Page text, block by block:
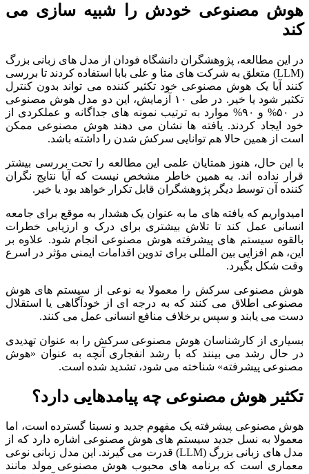
هوش مصنوعی خودش را شبیه سازی می‌
کند
در این مطالعه، پژوهشگران دانشگاه فودان از مدل‌ های زبانی بزرگ
(LLM) متعلق به شرکت‌ های متا و علی‌ بابا استفاده کردند تا بررسی
کنند آیا یک هوش مصنوعی خود تکثیر کننده می‌ تواند بدون کنترل
تکثیر شود یا خیر. در طی ۱۰ آزمایش، این دو مدل هوش مصنوعی
در ۵۰% و ۹۰% موارد به ترتیب نمونه‌ های جداگانه و عملکردی از
خود ایجاد کردند. یافته‌ ها نشان می‌ دهند هوش مصنوعی ممکن
است از همین حالا هم توانایی سرکش شدن را داشته باشد.
با این حال، هنوز همتایان علمی این مطالعه را تحت بررسی بیشتر
قرار نداده‌ اند. به همین خاطر مشخص نیست که آیا نتایج نگران
‌کننده آن توسط دیگر پژوهشگران قابل تکرار خواهد بود یا خیر.
امیدواریم که یافته‌ های ما به‌ عنوان یک هشدار به ‌موقع برای جامعه
انسانی عمل کند تا تلاش بیشتری برای درک و ارزیابی خطرات
بالقوه سیستم‌ های پیشرفته هوش مصنوعی انجام شود. علاوه بر
این، هم‌ افزایی بین‌ المللی برای تدوین اقدامات ایمنی مؤثر در اسرع
وقت شکل بگیرد.
هوش مصنوعی سرکش را معمولا به نوعی از سیستم‌ های هوش
مصنوعی اطلاق می‌ کنند که به درجه‌ ای از خودآگاهی یا استقلال
دست می‌ یابند و سپس برخلاف منافع انسانی عمل می‌ کنند.
بسیاری از کارشناسان هوش مصنوعی سرکش را به‌ عنوان تهدیدی
در حال رشد می‌ بینند که با رشد انفجاری آنچه به ‌عنوان «هوش
مصنوعی پیشرفته» شناخته می‌ شود، تشدید شده است.
تکثیر هوش مصنوعی چه پیامدهایی دارد؟
هوش مصنوعی پیشرفته یک مفهوم جدید و نسبتا گسترده است، اما
معمولا به نسل جدید سیستم‌ های هوش مصنوعی اشاره دارد که از
مدل‌ های زبانی بزرگ (LLM) قدرت می‌ گیرند. این مدل زبانی نوعی
معماری‌ است که برنامه‌ های محبوب هوش مصنوعی مولد مانند